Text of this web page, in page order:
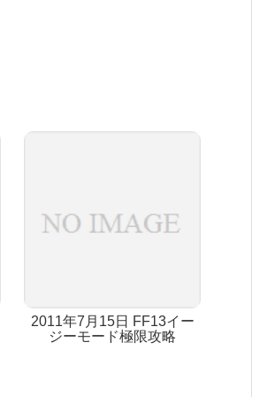
2011年7月15日 FF13イー
ジーモード極限攻略